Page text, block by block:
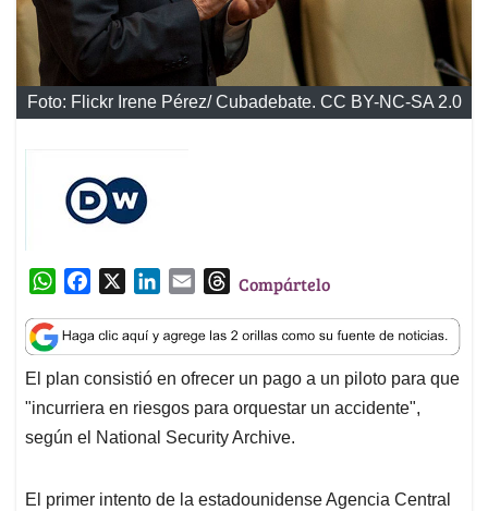
Foto: Flickr Irene Pérez/ Cubadebate. CC BY-NC-SA 2.0
W
a
t
s
A
p
c
e
b
o
o
n
k
e
d
a
i
l
T
r
e
a
d
s
Compártelo
El plan consistió en ofrecer un pago a un piloto para que
"incurriera en riesgos para orquestar un accidente",
según el National Security Archive.
El primer intento de la estadounidense Agencia Central